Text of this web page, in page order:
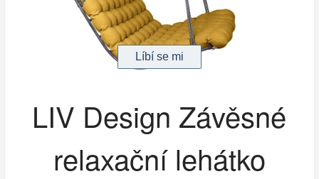
LIV Design Závěsné
relaxační lehátko